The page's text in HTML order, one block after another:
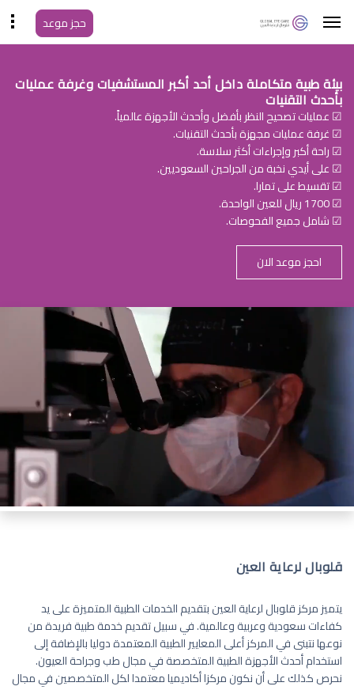
حجز موعد
بيئة طبية متكاملة داخل أحد أكبر المستشفيات وغرفة عمليات
بأحدث التقنيات
☑ عمليات تصحيح النظر بأفضل وأحدث الأجهزة عالمياً.
☑ غرفة عمليات مجهزة بأحدث التقنيات.
☑ راحة أكبر وإجراءات أكثر سلاسة.
☑ على أيدي نخبة من الجراحين السعوديين.
☑ تقسيط على تمارا.
☑ 1700 ريال للعين الواحدة.
☑ شامل جميع الفحوصات.
احجز موعد الان
قلوبال لرعاية العين
يتميز مركز قلوبال لرعاية العين بتقديم الخدمات الطبية المتميزة على يد
كفاءات سعودية وعربية وعالمية. في سبيل تقديم خدمة طبية فريدة من
نوعها نتبنى في المركز أعلى المعايير الطبية المعتمدة دوليا بالإضافة إلى
استخدام أحدث الأجهزة الطبية المتخصصة في مجال طب وجراحة العيون.
نحرص كذلك على أن نكون مركزا أكاديميا معتمدا لكل المتخصصين في مجال